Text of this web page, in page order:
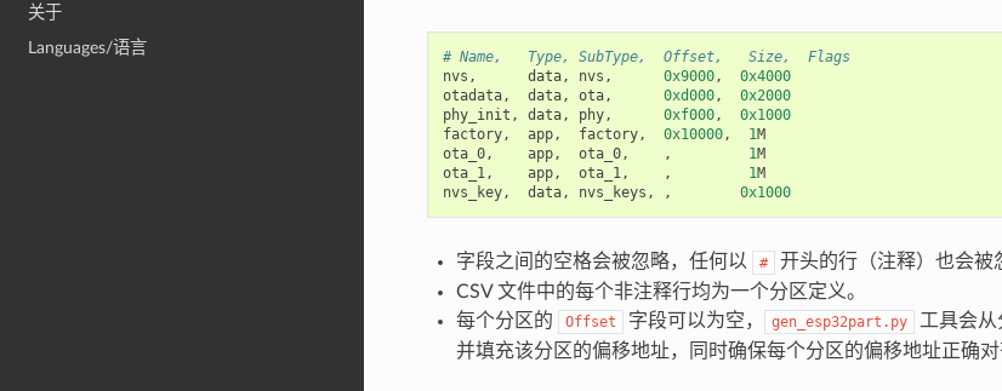
关于
Languages/语言
# Name,   Type, SubType,  Offset,   Size,  Flags
nvs , data, nvs , 0x9000,
0x4000
otadata, data, ota, 0xd000,
0x2000
phy_init , data, phy, 0xf000,
0x1000
factory, app, factory, 0x10000, 1M
ota_0, app, ota_0, , 1M
ota_1, app, ota_1, , 1M
nvs_key, data, nvs_keys , , 0x1000
字段之间的空格会被忽略，任何以 #
开头的行（注释）也会被
CSV 文件中的每个非注释行均为一个分区定义。
每个分区的
Offset 字段可以为空， gen_esp32part.py
工具会
并填充该分区的偏移地址，同时确保每个分区的偏移地址正确对